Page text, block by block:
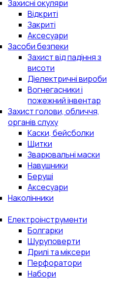
Захисні окуляри
Відкриті
Закриті
Аксесуари
Засоби безпеки
Захист від падіння з
висоти
Діелектричні вироби
Вогнегасники і
пожежний інвентар
Захист голови, обличчя,
органів слуху
Каски, бейсболки
Щитки
Зварювальні маски
Навушники
Беруші
Аксесуари
Наколінники
Електроінструменти
Болгарки
Шуруповерти
Дрилі та міксери
Перфоратори
Набори